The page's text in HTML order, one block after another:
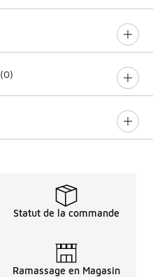
(0)
Statut de la commande
Ramassage en Magasin